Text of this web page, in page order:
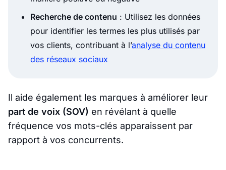
Recherche de contenu : Utilisez les données
pour identifier les termes les plus utilisés par
vos clients, contribuant à l’analyse du contenu
des réseaux sociaux
Il aide également les marques à améliorer leur
part de voix (SOV) en révélant à quelle
fréquence vos mots-clés apparaissent par
rapport à vos concurrents.